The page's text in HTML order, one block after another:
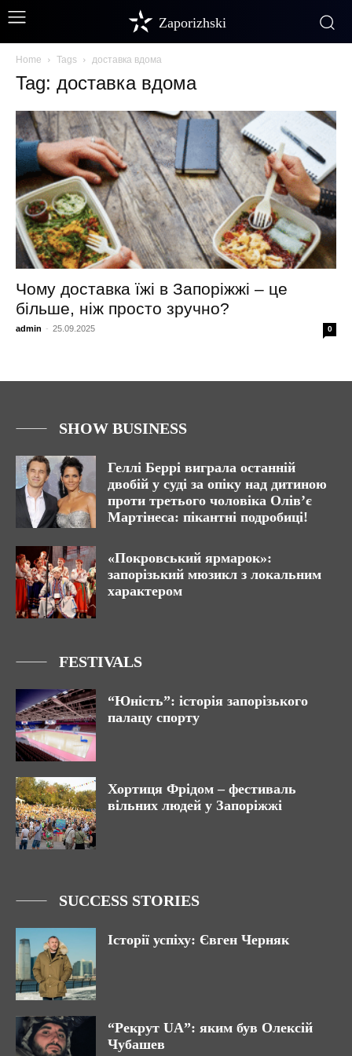
Zaporizhski
Home Tags доставка вдома
Tag: доставка вдома
Чому доставка їжі в Запоріжжі – це
більше, ніж просто зручно?
admin - 25.09.2025 0
SHOW BUSINESS
Геллі Беррі виграла останній
двобій у суді за опіку над дитиною
проти третього чоловіка Олів’є
Мартінеса: пікантні подробиці!
«Покровський ярмарок»:
запорізький мюзикл з локальним
характером
FESTIVALS
“Юність”: історія запорізького
палацу спорту
Хортиця Фрідом – фестиваль
вільних людей у Запоріжжі
SUCCESS STORIES
Історії успіху: Євген Черняк
“Рекрут UA”: яким був Олексій
Чубашев